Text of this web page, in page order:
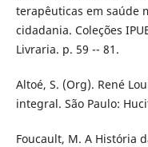
terapêuticas em saúde
cidadania. Coleções
Livraria. p. 59 -- 81.
Altoé, S. (Org). René
integral. São Paulo:
Foucault, M. A História